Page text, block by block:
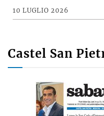
10 LUGLIO 2026
Castel San